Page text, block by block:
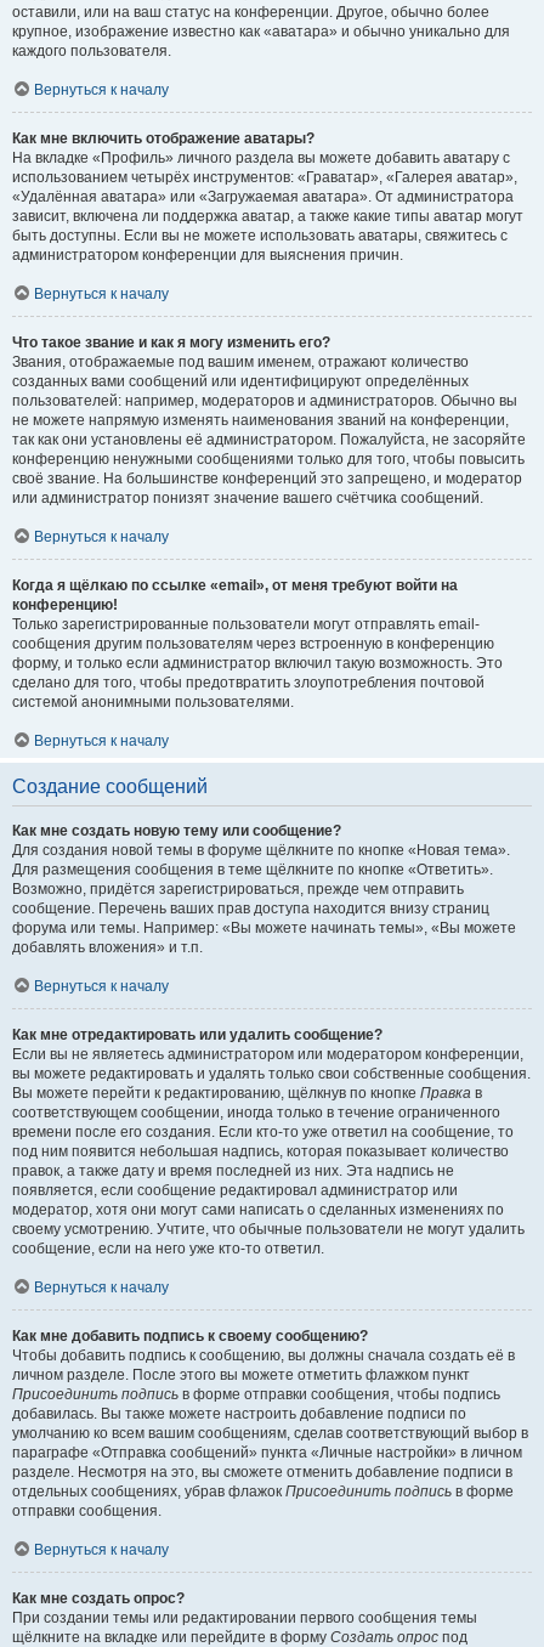
оставили, или на ваш статус на конференции. Другое, обычно более
крупное, изображение известно как «аватара» и обычно уникально для
каждого пользователя.
Вернуться к началу
Как мне включить отображение аватары?
На вкладке «Профиль» личного раздела вы можете добавить аватару с
использованием четырёх инструментов: «Граватар», «Галерея аватар»,
«Удалённая аватара» или «Загружаемая аватара». От администратора
зависит, включена ли поддержка аватар, а также какие типы аватар могут
быть доступны. Если вы не можете использовать аватары, свяжитесь с
администратором конференции для выяснения причин.
Вернуться к началу
Что такое звание и как я могу изменить его?
Звания, отображаемые под вашим именем, отражают количество
созданных вами сообщений или идентифицируют определённых
пользователей: например, модераторов и администраторов. Обычно вы
не можете напрямую изменять наименования званий на конференции,
так как они установлены её администратором. Пожалуйста, не засоряйте
конференцию ненужными сообщениями только для того, чтобы повысить
своё звание. На большинстве конференций это запрещено, и модератор
или администратор понизят значение вашего счётчика сообщений.
Вернуться к началу
Когда я щёлкаю по ссылке «email», от меня требуют войти на
конференцию!
Только зарегистрированные пользователи могут отправлять email-
сообщения другим пользователям через встроенную в конференцию
форму, и только если администратор включил такую возможность. Это
сделано для того, чтобы предотвратить злоупотребления почтовой
системой анонимными пользователями.
Вернуться к началу
Создание сообщений
Как мне создать новую тему или сообщение?
Для создания новой темы в форуме щёлкните по кнопке «Новая тема».
Для размещения сообщения в теме щёлкните по кнопке «Ответить».
Возможно, придётся зарегистрироваться, прежде чем отправить
сообщение. Перечень ваших прав доступа находится внизу страниц
форума или темы. Например: «Вы можете начинать темы», «Вы можете
добавлять вложения» и т.п.
Вернуться к началу
Как мне отредактировать или удалить сообщение?
Если вы не являетесь администратором или модератором конференции,
вы можете редактировать и удалять только свои собственные сообщения.
Вы можете перейти к редактированию, щёлкнув по кнопке Правка в
соответствующем сообщении, иногда только в течение ограниченного
времени после его создания. Если кто-то уже ответил на сообщение, то
под ним появится небольшая надпись, которая показывает количество
правок, а также дату и время последней из них. Эта надпись не
появляется, если сообщение редактировал администратор или
модератор, хотя они могут сами написать о сделанных изменениях по
своему усмотрению. Учтите, что обычные пользователи не могут удалить
сообщение, если на него уже кто-то ответил.
Вернуться к началу
Как мне добавить подпись к своему сообщению?
Чтобы добавить подпись к сообщению, вы должны сначала создать её в
личном разделе. После этого вы можете отметить флажком пункт
Присоединить подпись в форме отправки сообщения, чтобы подпись
добавилась. Вы также можете настроить добавление подписи по
умолчанию ко всем вашим сообщениям, сделав соответствующий выбор в
параграфе «Отправка сообщений» пункта «Личные настройки» в личном
разделе. Несмотря на это, вы сможете отменить добавление подписи в
отдельных сообщениях, убрав флажок Присоединить подпись в форме
отправки сообщения.
Вернуться к началу
Как мне создать опрос?
При создании темы или редактировании первого сообщения темы
щёлкните на вкладке или перейдите в форму Создать опрос под